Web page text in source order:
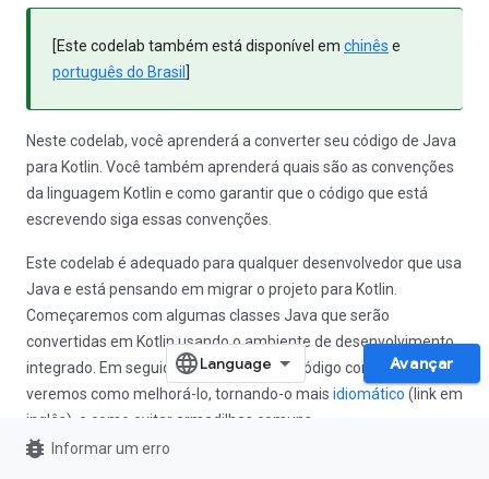
[Este codelab também está disponível em chinês e
português do Brasil ]
Neste codelab, você aprenderá a converter seu código de Java
para Kotlin. Você também aprenderá quais são as convenções
da linguagem Kotlin e como garantir que o código que está
escrevendo siga essas convenções.
Este codelab é adequado para qualquer desenvolvedor que usa
Java e está pensando em migrar o projeto para Kotlin.
Começaremos com algumas classes Java que serão
convertidas em Kotlin usando o ambiente de desenvolvimento
integrado. Em seguida, analisaremos o código convertido e
veremos como melhorá-lo, tornando-o mais idiomático (link em
inglês), e como evitar armadilhas comuns.
Avançar
bug_report Informar um erro